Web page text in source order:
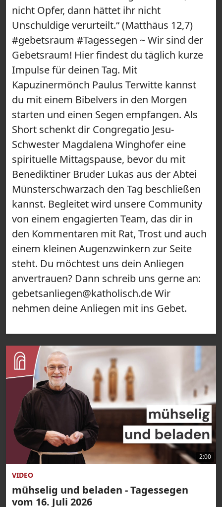
nicht Opfer, dann hättet ihr nicht
Unschuldige verurteilt.“ (Matthäus 12,7)
#gebetsraum #Tagessegen ~ Wir sind der
Gebetsraum! Hier findest du täglich kurze
Impulse für deinen Tag. Mit
Kapuzinermönch Paulus Terwitte kannst
du mit einem Bibelvers in den Morgen
starten und einen Segen empfangen. Als
Short schenkt dir Congregatio Jesu-
Schwester Magdalena Winghofer eine
spirituelle Mittagspause, bevor du mit
Benediktiner Bruder Lukas aus der Abtei
Münsterschwarzach den Tag beschließen
kannst. Begleitet wird unsere Community
von einem engagierten Team, das dir in
den Kommentaren mit Rat, Trost und auch
einem kleinen Augenzwinkern zur Seite
steht. Du möchtest uns dein Anliegen
anvertrauen? Dann schreib uns gerne an:
gebetsanliegen@katholisch.de Wir
nehmen deine Anliegen mit ins Gebet.
2:00
VIDEO
mühselig und beladen - Tagessegen
vom 16. Juli 2026